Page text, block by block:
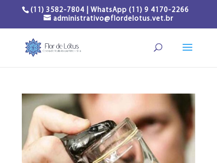
(11) 3582-7804 | WhatsApp (11) 9 4170-2266
administrativo@flordelotus.vet.br